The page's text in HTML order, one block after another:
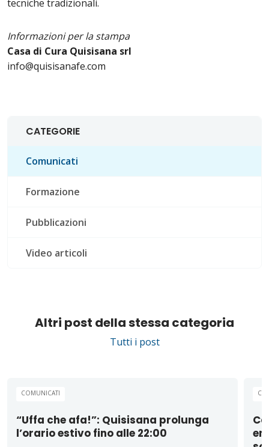
tecniche tradizionali.
Informazioni per la stampa
Casa di Cura Quisisana srl
info@quisisanafe.com
CATEGORIE
Comunicati
Formazione
Pubblicazioni
Video articoli
Altri post della stessa categoria
Tutti i post
COMUNICATI
“Uffa che afa!”: Quisisana prolunga
l’orario estivo fino alle 22:00